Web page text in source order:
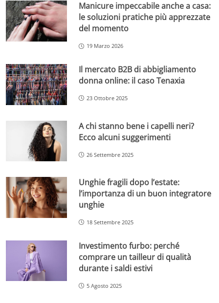
Manicure impeccabile anche a casa:
le soluzioni pratiche più apprezzate
del momento
19 Marzo 2026
Il mercato B2B di abbigliamento
donna online: il caso Tenaxia
23 Ottobre 2025
A chi stanno bene i capelli neri?
Ecco alcuni suggerimenti
26 Settembre 2025
Unghie fragili dopo l’estate:
l’importanza di un buon integratore
unghie
18 Settembre 2025
Investimento furbo: perché
comprare un tailleur di qualità
durante i saldi estivi
5 Agosto 2025